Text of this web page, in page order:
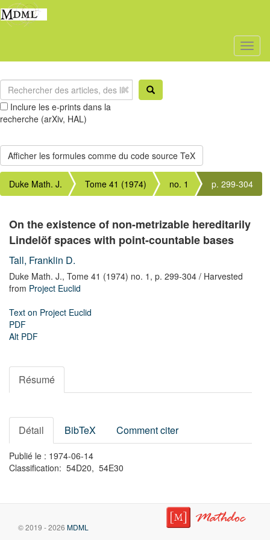
Inclure les e-prints dans la
recherche (arXiv, HAL)
Duke Math. J. Tome 41 (1974) no. 1 p. 299-304
On the existence of non-metrizable hereditarily
Lindelöf spaces with point-countable bases
Tall, Franklin D.
Duke Math. J., Tome 41 (1974) no. 1, p. 299-304 / Harvested
from Project Euclid
Text on Project Euclid
PDF
Alt PDF
Résumé
Détail BibTeX Comment citer
Publié le : 1974-06-14
Classification: 54D20, 54E30
© 2019 - 2026 MDML